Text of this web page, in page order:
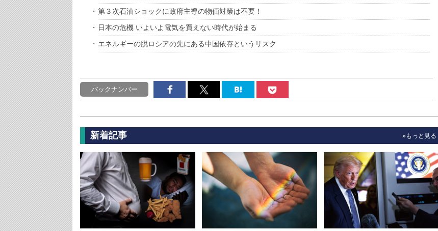
第３次石油ショックに政府主導の物価対策は不要！
日本の危機 いよいよ電気を買えない時代が始まる
エネルギーの脱ロシアの先にある中国依存というリスク
バックナンバー
新着記事 »もっと見る